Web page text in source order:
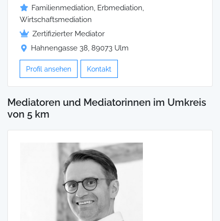
Familienmediation, Erbmediation,
Wirtschaftsmediation
Zertifizierter Mediator
Hahnengasse 38, 89073 Ulm
Profil ansehen Kontakt
Mediatoren und Mediatorinnen im Umkreis
von 5 km